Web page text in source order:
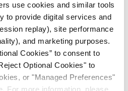
use cookies and similar tools
to provide digital services and
replay), site performance
and marketing purposes.
Cookies” to consent to
Optional Cookies" to
or "Managed Preferences"
For more information, please
de corrosión. Además, un
puede ayudarle a evaluar
su proceso y entorno.